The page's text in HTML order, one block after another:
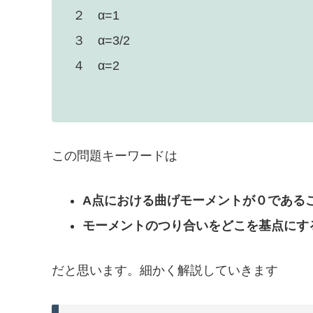
２ α=1
３ α=3/2
４ α=2
この問題キーワードは
A点における曲げモーメントが０である
モーメントのつり合いをどこを基点にす
だと思います。細かく解説していきます